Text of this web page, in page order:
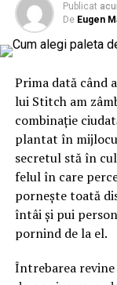
şi preşedintele
potrivit surselor
secretarul
G4Media surse
ale schimbării
neîncrederea în
pune pe lista de
protejata sa,
Conform
pregătesc şi o
Publicat
De Eugen
Prima dată când
lui Stitch am
combinație
plantat în
secretul stă în
felul în care
pornește toată
întâi și pui
pornind de la el.
Întrebarea revine